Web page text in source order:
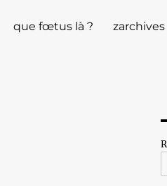
que fœtus là ? zarchives